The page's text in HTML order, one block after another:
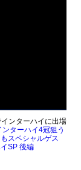
ンターハイに出場
ンターハイ4冠狙う
スペシャルゲス
SP 後編